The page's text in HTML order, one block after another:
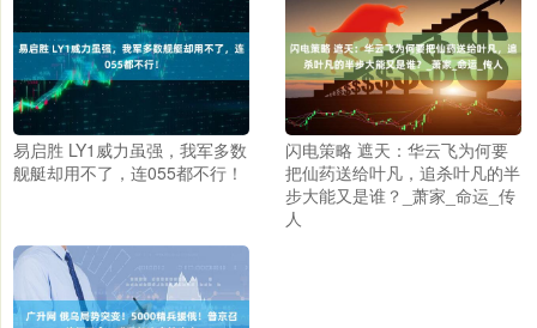
易启胜 LY1威力虽强，我军多数
舰艇却用不了，连055都不行！
闪电策略 遮天：华云飞为何要
把仙药送给叶凡，追杀叶凡的半
步大能又是谁？_萧家_命运_传
人